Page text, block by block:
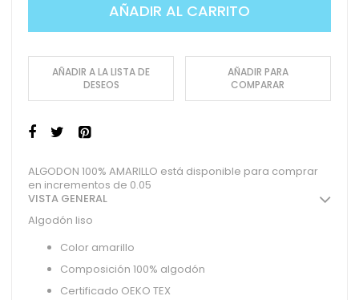
AÑADIR AL CARRITO
AÑADIR A LA LISTA DE
DESEOS
AÑADIR PARA
COMPARAR
ALGODON 100% AMARILLO está disponible para comprar
en incrementos de 0.05
VISTA GENERAL
Algodón liso
Color amarillo
Composición 100% algodón
Certificado OEKO TEX